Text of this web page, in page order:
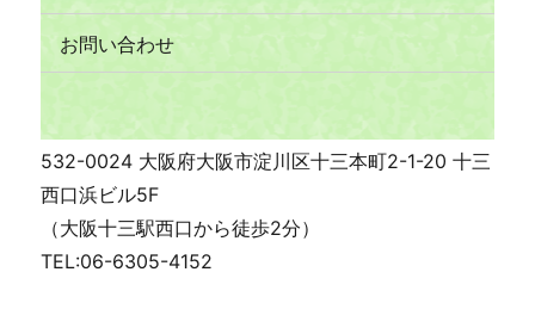
お問い合わせ
532-0024 大阪府大阪市淀川区十三本町2-1-20 十三
西口浜ビル5F
（大阪十三駅西口から徒歩2分）
TEL:06-6305-4152